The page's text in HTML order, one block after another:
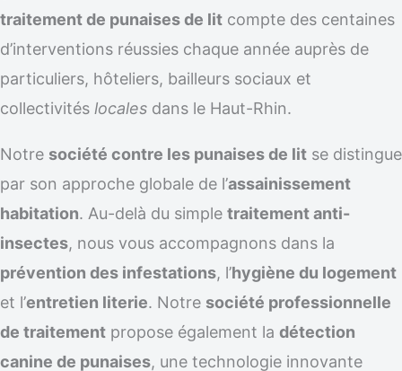
traitement de punaises de lit compte des centaines
d’interventions réussies chaque année auprès de
particuliers, hôteliers, bailleurs sociaux et
collectivités locales dans le Haut-Rhin.
Notre société contre les punaises de lit se distingue
par son approche globale de l’assainissement
habitation. Au-delà du simple traitement anti-
insectes, nous vous accompagnons dans la
prévention des infestations, l’hygiène du logement
et l’entretien literie. Notre société professionnelle
de traitement propose également la détection
canine de punaises, une technologie innovante